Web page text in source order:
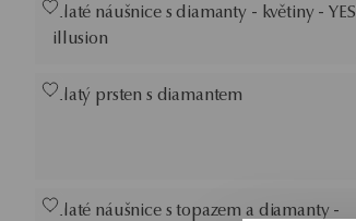
Zlaté náušnice s diamanty - květiny - YES
illusion
Zlatý prsten s diamantem
Zlaté náušnice s topazem a diamanty -